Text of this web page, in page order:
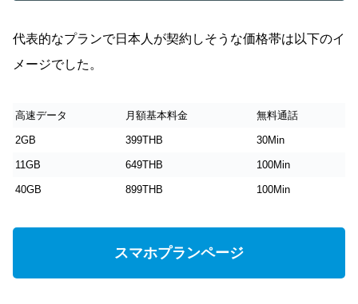
代表的なプランで日本人が契約しそうな価格帯は以下のイ
メージでした。
高速データ 月額基本料金 無料通話
2GB 399THB 30Min
11GB 649THB 100Min
40GB 899THB 100Min
スマホプランページ